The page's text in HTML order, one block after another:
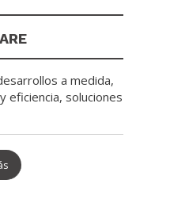
a medida,
eficiencia, soluciones